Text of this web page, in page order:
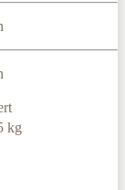
kg